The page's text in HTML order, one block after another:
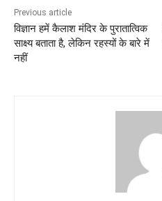
Previous article
विज्ञान हमें कैलाश मंदिर के पुरातात्विक
साक्ष्य बताता है, लेकिन रहस्यों के बारे में
नहीं